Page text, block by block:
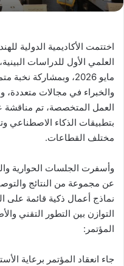
اختتمت الأكاديمية الدولية
العلمي الأول للدراسات
مايو 2026، وبمشاركة
والخبراء في مجالات متعددة،
العمل المتخصصة، تم مناقشة
بتطبيقات الذكاء الاصطناعي
مختلف القطاعات.
وأسفرت الجلسات الحوارية
عن مجموعة من النتائج
نماذج أعمال ذكية قائمة على
التوازن بين التطور التقني
المؤتمر:
جاء انعقاد المؤتمر برعاية